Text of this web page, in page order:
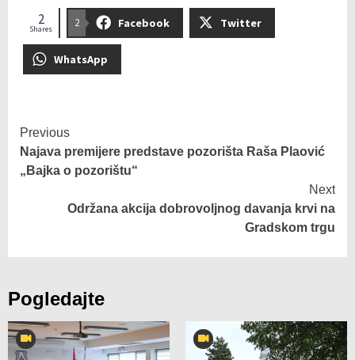
2 Facebook Twitter
WhatsApp
Shares
2
Previous
Najava premijere predstave pozorišta Raša Plaović
„Bajka o pozorištu“
Next
Održana akcija dobrovoljnog davanja krvi na
Gradskom trgu
Pogledajte